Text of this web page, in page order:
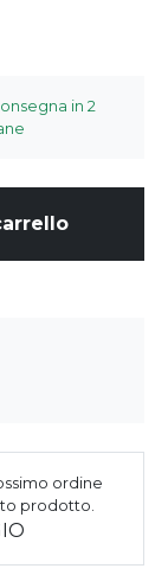
in 2
ordine
prodotto.